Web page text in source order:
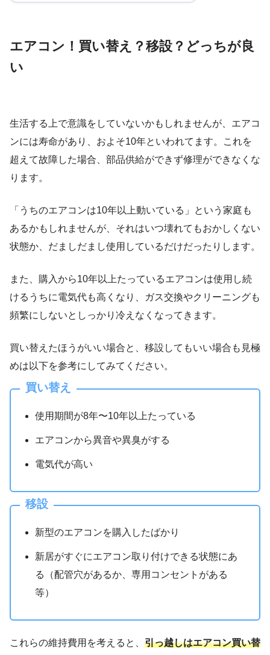
エアコン！買い替え？移設？どっちが良
い
生活する上で意識をしていないかもしれませんが、エアコ
ンには寿命があり、およそ10年といわれてます。これを
超えて故障した場合、部品供給ができず修理ができなくな
ります。
「うちのエアコンは10年以上動いている」という家庭も
あるかもしれませんが、それはいつ壊れてもおかしくない
状態か、だましだまし使用しているだけだったりします。
また、購入から10年以上たっているエアコンは使用し続
けるうちに電気代も高くなり、ガス交換やクリーニングも
頻繁にしないとしっかり冷えなくなってきます。
買い替えたほうがいい場合と、移設してもいい場合も見極
めは以下を参考にしてみてください。
買い替え
使用期間が8年〜10年以上たっている
エアコンから異音や異臭がする
電気代が高い
移設
新型のエアコンを購入したばかり
新居がすぐにエアコン取り付けできる状態にあ
る（配管穴があるか、専用コンセントがある
等）
これらの維持費用を考えると、 引っ越しはエアコン買い替